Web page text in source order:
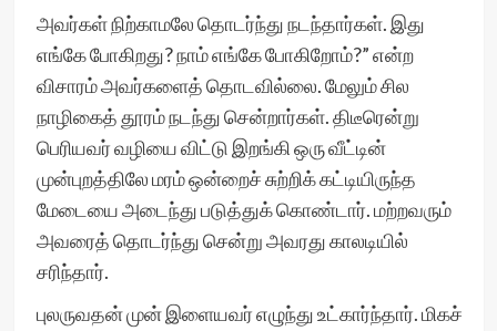
அவர்கள் நிற்காமலே தொடர்ந்து நடந்தார்கள். இது
எங்கே போகிறது? நாம் எங்கே போகிறோம்?” என்ற
விசாரம் அவர்களைத் தொடவில்லை. மேலும் சில
நாழிகைத் தூரம் நடந்து சென்றார்கள். திடீரென்று
பெரியவர் வழியை விட்டு இறங்கி ஒரு வீட்டின்
முன்புறத்திலே மரம் ஒன்றைச் சுற்றிக் கட்டியிருந்த
மேடையை அடைந்து படுத்துக் கொண்டார். மற்றவரும்
அவரைத் தொடர்ந்து சென்று அவரது காலடியில்
சரிந்தார்.
புலருவதன் முன் இளையவர் எழுந்து உட்கார்ந்தார். மிகச்